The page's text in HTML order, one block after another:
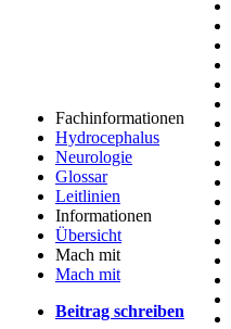
Fachinformationen
Hydrocephalus
Neurologie
Glossar
Leitlinien
Informationen
Übersicht
Mach mit
Mach mit
Beitrag schreiben